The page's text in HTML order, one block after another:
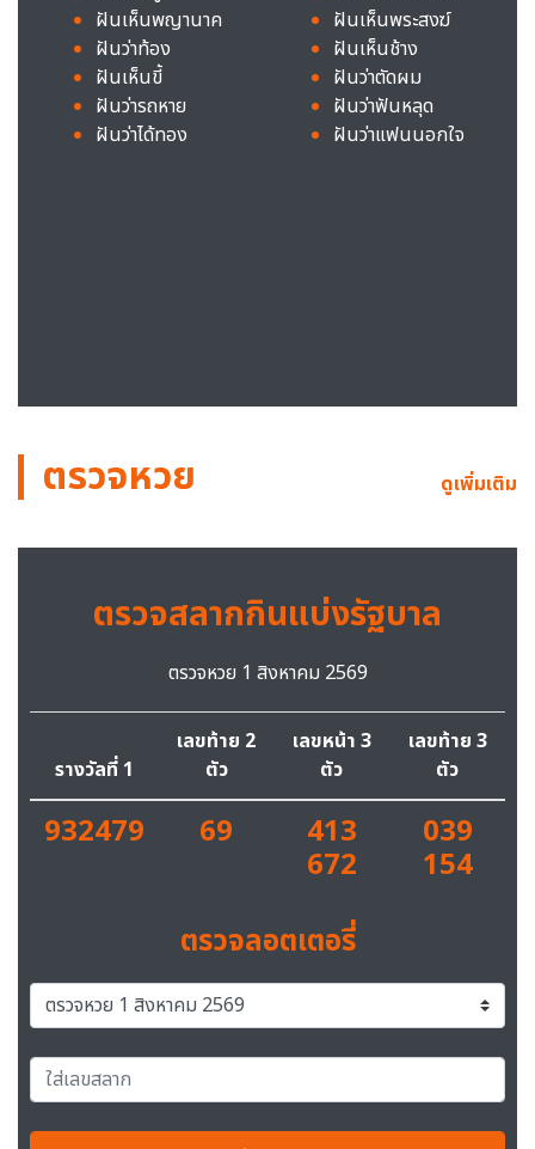
ฝันเห็นพญานาค
ฝันว่าท้อง
ฝันเห็นขี้
ฝันว่ารถหาย
ฝันว่าได้ทอง
ฝันเห็นพระสงฆ์
ฝันเห็นช้าง
ฝันว่าตัดผม
ฝันว่าฟันหลุด
ฝันว่าแฟนนอกใจ
ตรวจหวย ดูเพิ่มเติม
ตรวจสลากกินแบ่งรัฐบาล
ตรวจหวย 1 สิงหาคม 2569
รางวัลที่ 1
เลขท้าย 2
ตัว
เลขหน้า 3
ตัว
เลขท้าย 3
ตัว
932479 69 413
672
039
154
ตรวจลอตเตอรี่